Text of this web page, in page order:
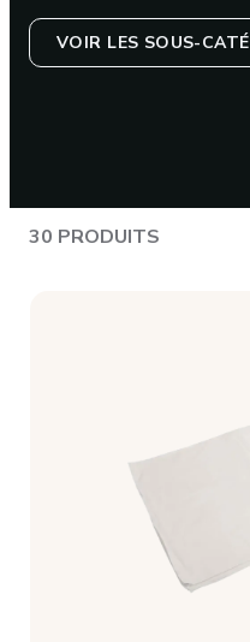
VOIR LES SOUS-
30 PRODUITS